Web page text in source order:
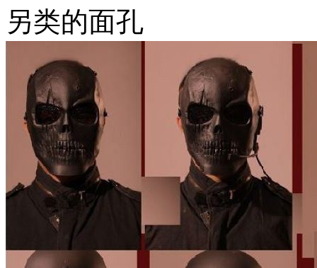
另类的面孔